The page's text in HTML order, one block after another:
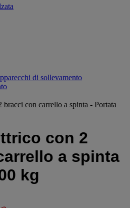
di sollevamento
bracci con carrello a spinta - Portata
con 2
a spinta
kg